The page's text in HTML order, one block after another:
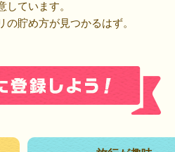
ています。
貯め方が見つかるはず。